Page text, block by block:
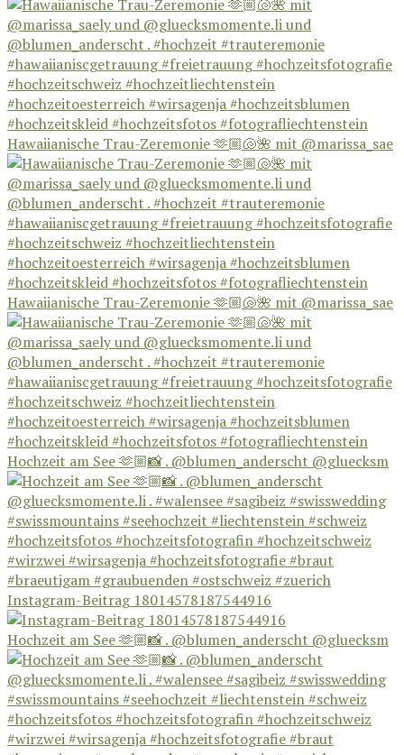
Hawaiianische Trau-Zeremonie 🫶🏼🐚🌺 mit @marissa_sae
Hawaiianische Trau-Zeremonie 🫶🏼🐚🌺 mit @marissa_sae
Hochzeit am See 🫶🏼📸 . @blumen_anderscht @gluecksm
Instagram-Beitrag 18014578187544916
Hochzeit am See 🫶🏼📸 . @blumen_anderscht @gluecksm